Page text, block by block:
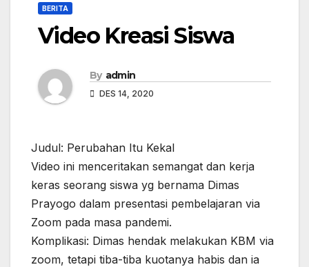
BERITA
Video Kreasi Siswa
By admin
DES 14, 2020
Judul: Perubahan Itu Kekal
Video ini menceritakan semangat dan kerja
keras seorang siswa yg bernama Dimas
Prayogo dalam presentasi pembelajaran via
Zoom pada masa pandemi.
Komplikasi: Dimas hendak melakukan KBM via
zoom, tetapi tiba-tiba kuotanya habis dan ia